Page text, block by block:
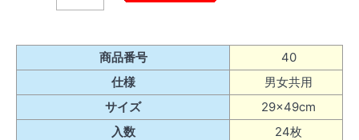
商品番号
40
仕様
男女共用
サイズ
29×49cm
入数
24枚